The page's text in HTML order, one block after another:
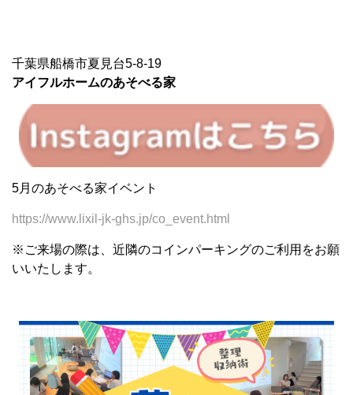
千葉県船橋市夏見台5-8-19
アイフルホームのあそべる家
5月のあそべる家イベント
https://www.lixil-jk-ghs.jp/co_event.html
※ご来場の際は、近隣のコインパーキングのご利用をお願
いいたします。